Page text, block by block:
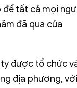
để tất cả mọi
đã qua của
ty được tổ chức
địa phương,